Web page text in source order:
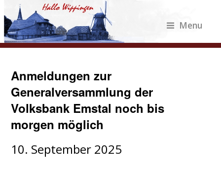
Menu
Anmeldungen zur
Generalversammlung der
Volksbank Emstal noch bis
morgen möglich
10. September 2025